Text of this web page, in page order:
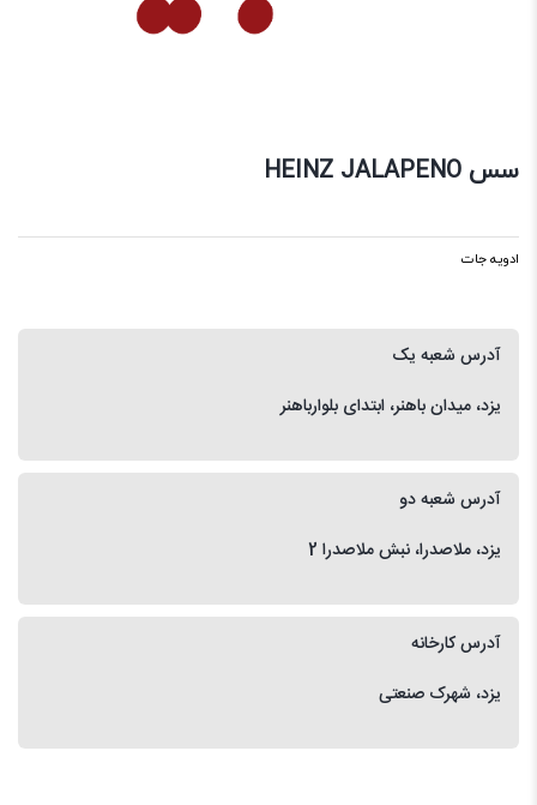
سس HEINZ JALAPENO
ادویه جات
آدرس شعبه یک
یزد، میدان باهنر، ابتدای بلوارباهنر
آدرس شعبه دو
یزد، ملاصدرا، نبش ملاصدرا 2
آدرس کارخانه
یزد، شهرک صنعتی